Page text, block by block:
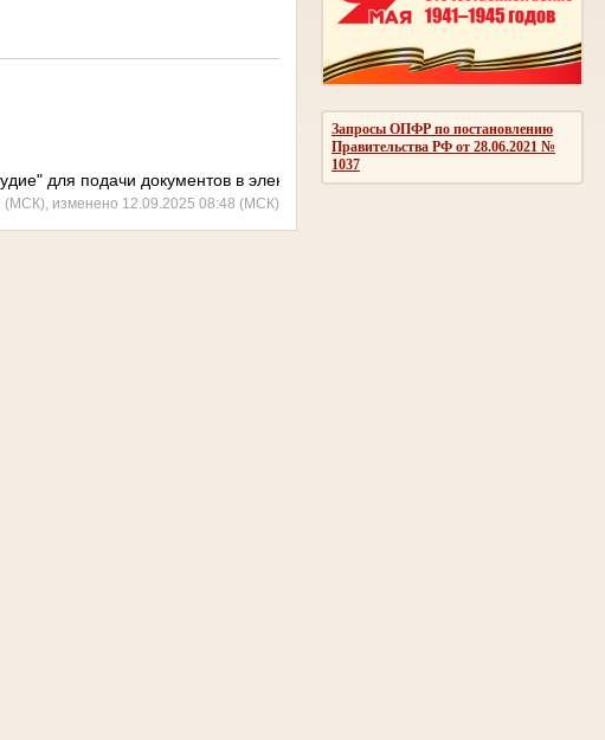
Запросы ОПФР по постановлению
Правительства РФ от 28.06.2021 №
1037
для подачи документов в электронном виде.
(МСК), изменено 12.09.2025 08:48 (МСК)